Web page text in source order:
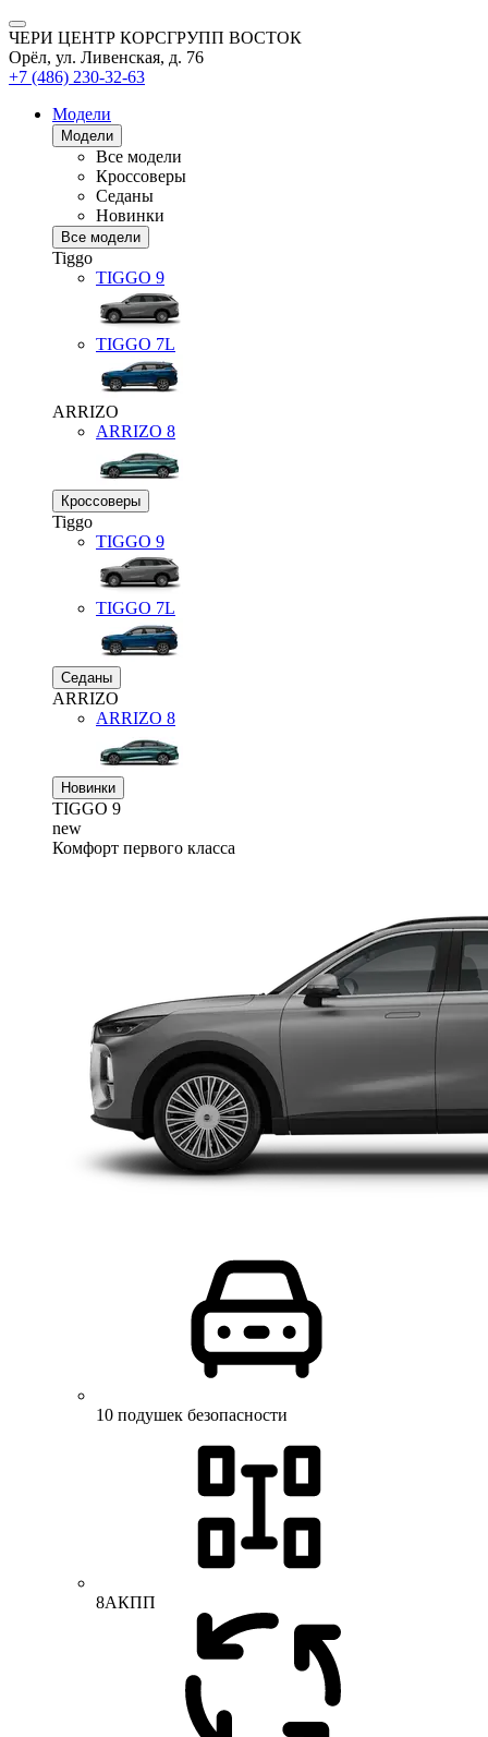
ЧЕРИ ЦЕНТР КОРСГРУПП ВОСТОК
Орёл, ул. Ливенская, д. 76
+7 (486) 230-32-63
Модели
Модели
Все модели
Кроссоверы
Седаны
Новинки
Все модели
Tiggo
TIGGO 9
TIGGO 7L
ARRIZO
ARRIZO 8
Кроссоверы
Tiggo
TIGGO 9
TIGGO 7L
Седаны
ARRIZO
ARRIZO 8
Новинки
TIGGO 9
new
Комфорт первого класса
10 подушек безопасности
8АКПП